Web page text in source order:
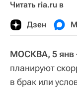
Читать ria.ru в
Дзен
МОСКВА, 5 янв
планируют
в брак или